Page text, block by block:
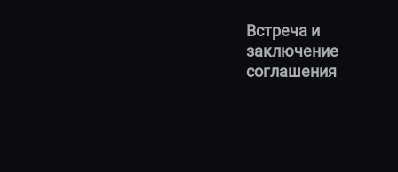
Встреча и
заключение
соглашения